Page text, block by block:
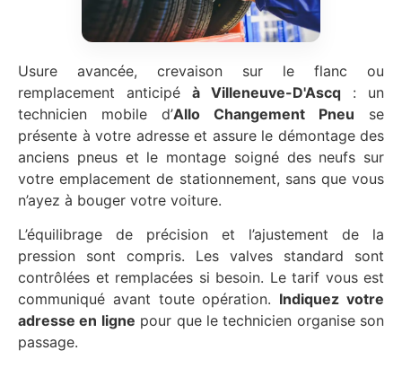
Usure avancée, crevaison sur le flanc ou
remplacement anticipé à Villeneuve-D'Ascq : un
technicien mobile d’Allo Changement Pneu se
présente à votre adresse et assure le démontage des
anciens pneus et le montage soigné des neufs sur
votre emplacement de stationnement, sans que vous
n’ayez à bouger votre voiture.
L’équilibrage de précision et l’ajustement de la
pression sont compris. Les valves standard sont
contrôlées et remplacées si besoin. Le tarif vous est
communiqué avant toute opération. Indiquez votre
adresse en ligne pour que le technicien organise son
passage.